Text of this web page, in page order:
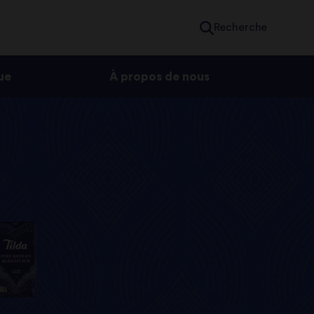
Recherche
À propos de nous